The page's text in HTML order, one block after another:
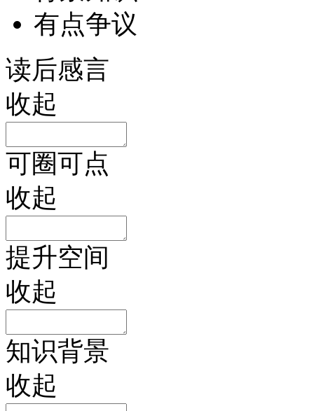
有点争议
读后感言
收起
可圈可点
收起
提升空间
收起
知识背景
收起